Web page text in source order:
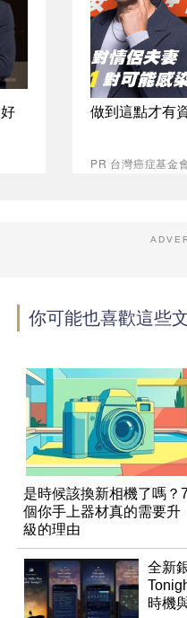
做到這點才有
PR 台灣癌症基金
你可能也喜歡這些
是時候該換新相機了嗎？
個你手上器材真的需要升
級的理由
全新
時機